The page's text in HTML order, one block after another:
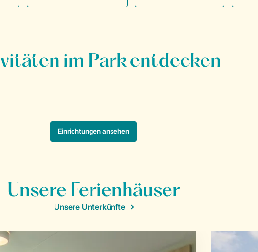
Unsere Ferienhäuser
Unsere Unterkünfte